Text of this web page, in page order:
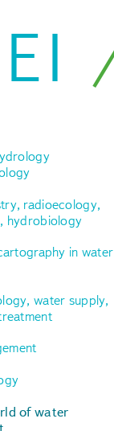
radioecology,
hydrobiology
in water
water supply,
of water